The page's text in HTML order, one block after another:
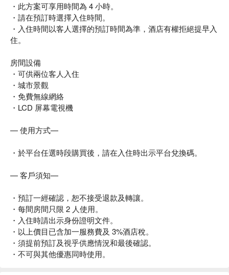
・此方案可享用時間為 4 小時。
・請在預訂時選擇入住時間。
・入住時間以客人選擇的預訂時間為準，酒店有權拒絕提早入
住。
房間設備
・可供兩位客人入住
・城市景觀
・免費無線網絡
・LCD 屏幕電視機
— 使用方式—
・於平台任選時段購買後，請在入住時出示平台兌換碼。
— 客戶須知—
・預訂一經確認，恕不接受退款及轉讓。
・每間房間只限 2 人使用。
・入住時請出示身份證明文件。
・以上價目已含加一服務費及 3%酒店稅。
・須提前預訂及視乎供應情況和最後確認。
・不可與其他優惠同時使用。